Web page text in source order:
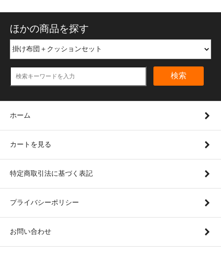
ほかの商品を探す
検索
ホーム
カートを見る
特定商取引法に基づく表記
プライバシーポリシー
お問い合わせ